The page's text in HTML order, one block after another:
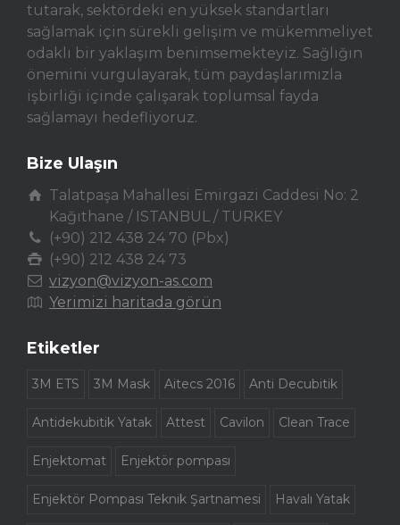
tutarak, sektördeki en yüksek standartları
sağlamak için sürekli gelişim ve mükemmeliyet
odaklı bir yaklaşım benimsemekteyiz. Sağlığın
önemini vurgulayarak, tüm paydaşlarımızla
işbirliği içinde çalışarak toplumsal fayda
sağlamayı hedefliyoruz.
Bize Ulaşın
Talatpaşa Mahallesi Emirgazi Caddesi No: 2
Kağıthane / ISTANBUL / TURKEY
(+90) 212 438 24 70 (Pbx)
(+90) 212 438 24 73
vizyon@vizyon-as.com
Yerimizi haritada görün
Etiketler
3M ETS 3M Mask Aitecs 2016 Anti Decubitik
Antidekubitik Yatak Attest Cavilon Clean Trace
Enjektomat Enjektör pompası
Enjektör Pompası Teknik Şartnamesi Havalı Yatak